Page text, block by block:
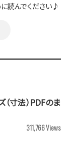
読んでください♪
寸法）PDFのま
311,766Views